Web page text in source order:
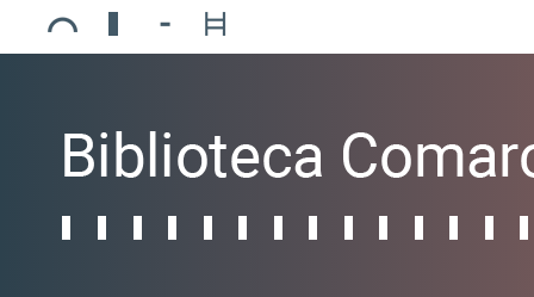
Ajuntament de Mollerussa
Biblioteca Comarcal Jaume Vila
Piscines de Mollerussa